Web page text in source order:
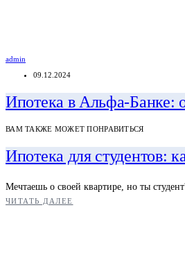
admin
09.12.2024
Ипотека в Альфа-Банке:
ВАМ ТАКЖЕ МОЖЕТ ПОНРАВИТЬСЯ
Ипотека для студентов:
Мечтаешь о своей квартире, но ты
ЧИТАТЬ ДАЛЕЕ